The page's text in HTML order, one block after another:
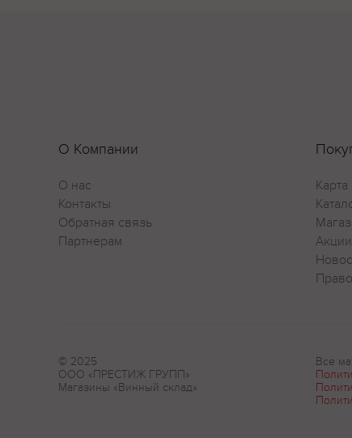
О Компании
О нас
Контакты
Обратная связь
Партнерам
Акции
© 2025
ООО «ПРЕСТИЖ ГРУПП»
Магазины «Винный склад»
Все